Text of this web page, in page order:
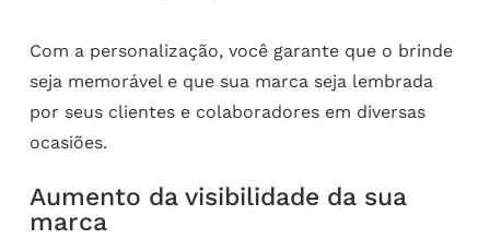
Com a personalização, você garante que o brinde
seja memorável e que sua marca seja lembrada
por seus clientes e colaboradores em diversas
ocasiões.
Aumento da visibilidade da sua
marca